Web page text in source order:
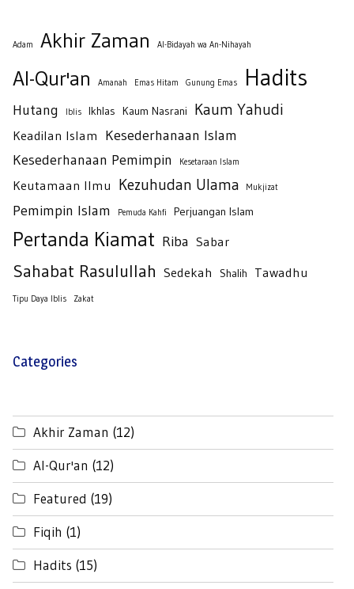
Adam Akhir Zaman Al-Bidayah wa An-Nihayah
Al-Qur'an Amanah Emas Hitam Gunung Emas Hadits
Hutang Iblis Ikhlas Kaum Nasrani Kaum Yahudi
Keadilan Islam Kesederhanaan Islam
Kesederhanaan Pemimpin
Kesetaraan Islam
Keutamaan Ilmu Kezuhudan Ulama Mukjizat
Pemimpin Islam Pemuda Kahfi Perjuangan Islam
Pertanda Kiamat Riba Sabar
Sahabat Rasulullah Sedekah Shalih Tawadhu
Tipu Daya Iblis Zakat
Categories
Akhir Zaman (12)
Al-Qur'an (12)
Featured (19)
Fiqih (1)
Hadits (15)